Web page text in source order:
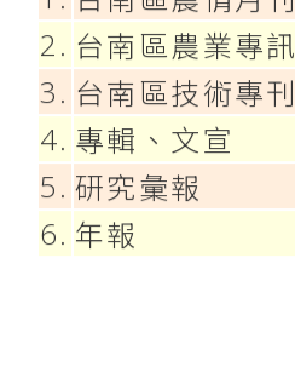
2. 台南區農業專訊
3. 台南區技術專刊
4. 專輯、文宣
5. 研究彙報
6. 年報